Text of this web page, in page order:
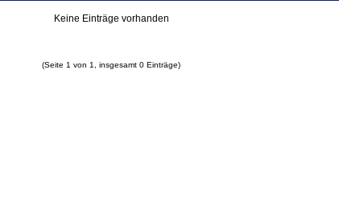
Keine Einträge vorhanden
(Seite 1 von 1, insgesamt 0 Einträge)